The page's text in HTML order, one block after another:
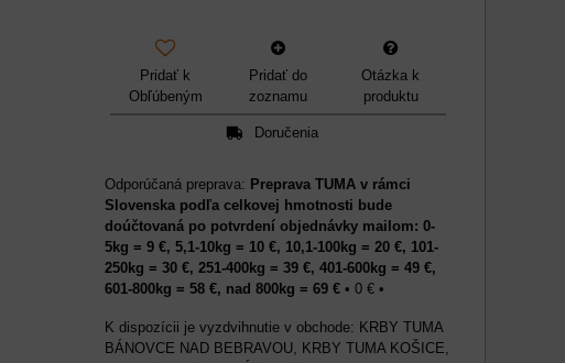
Pridať k
Obľúbeným
Pridať do
zoznamu
Otázka k
produktu
Doručenia
Preprava TUMA v rámci
Slovenska podľa celkovej hmotnosti bude
doúčtovaná po potvrdení objednávky mailom: 0-
5kg = 9 €, 5,1-10kg = 10 €, 10,1-100kg = 20 €, 101-
250kg = 30 €, 251-400kg = 39 €, 401-600kg = 49 €,
601-800kg = 58 €, nad 800kg = 69 € • 0 € •
KRBY TUMA
BÁNOVCE NAD BEBRAVOU, KRBY TUMA KOŠICE,